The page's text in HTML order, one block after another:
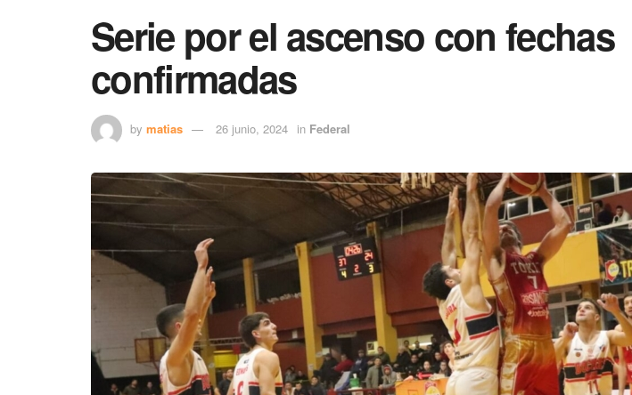
Serie por el ascenso con fechas
confirmadas
by matias 26 junio, 2024 in Federal